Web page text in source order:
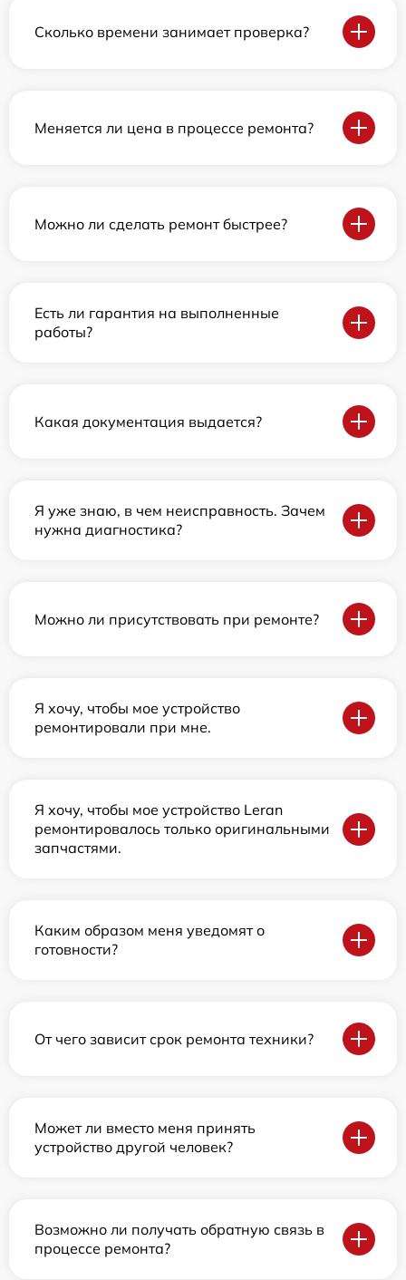
Сколько времени занимает проверка?
Меняется ли цена в процессе ремонта?
Можно ли сделать ремонт быстрее?
Есть ли гарантия на выполненные
работы?
Какая документация выдается?
Я уже знаю, в чем неисправность. Зачем
нужна диагностика?
Можно ли присутствовать при ремонте?
Я хочу, чтобы мое устройство
ремонтировали при мне.
Я хочу, чтобы мое устройство Leran
ремонтировалось только оригинальными
запчастями.
Каким образом меня уведомят о
готовности?
От чего зависит срок ремонта техники?
Может ли вместо меня принять
устройство другой человек?
Возможно ли получать обратную связь в
процессе ремонта?